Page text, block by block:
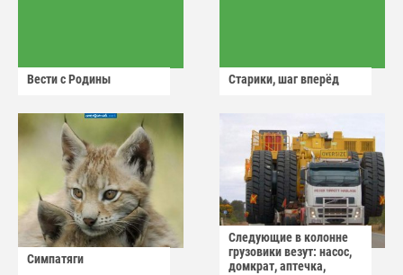
Вести с Родины Старики, шаг вперёд
Симпатяги
Следующие в колонне
грузовики везут: насос,
домкрат, аптечка,